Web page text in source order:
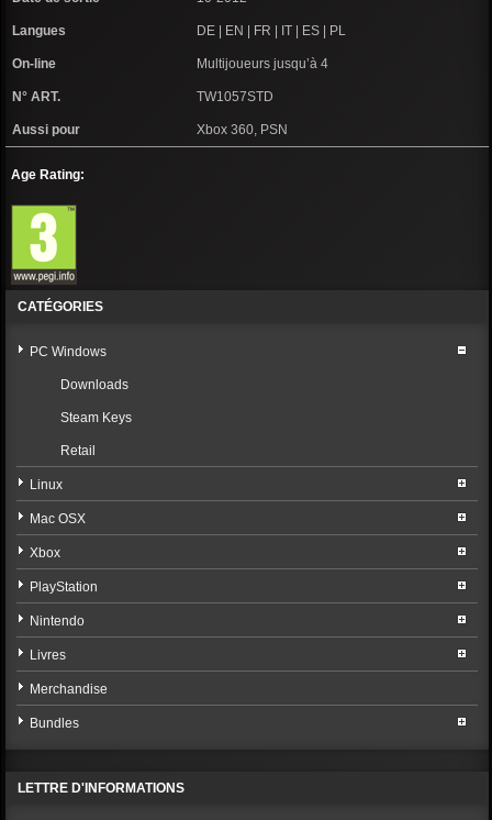
Langues DE | EN | FR | IT | ES | PL
On-line Multijoueurs jusqu’à 4
N° ART. TW1057STD
Aussi pour Xbox 360, PSN
Age Rating:
CATÉGORIES
PC Windows
Downloads
Steam Keys
Retail
Linux
Mac OSX
Xbox
PlayStation
Nintendo
Livres
Merchandise
Bundles
LETTRE D'INFORMATIONS